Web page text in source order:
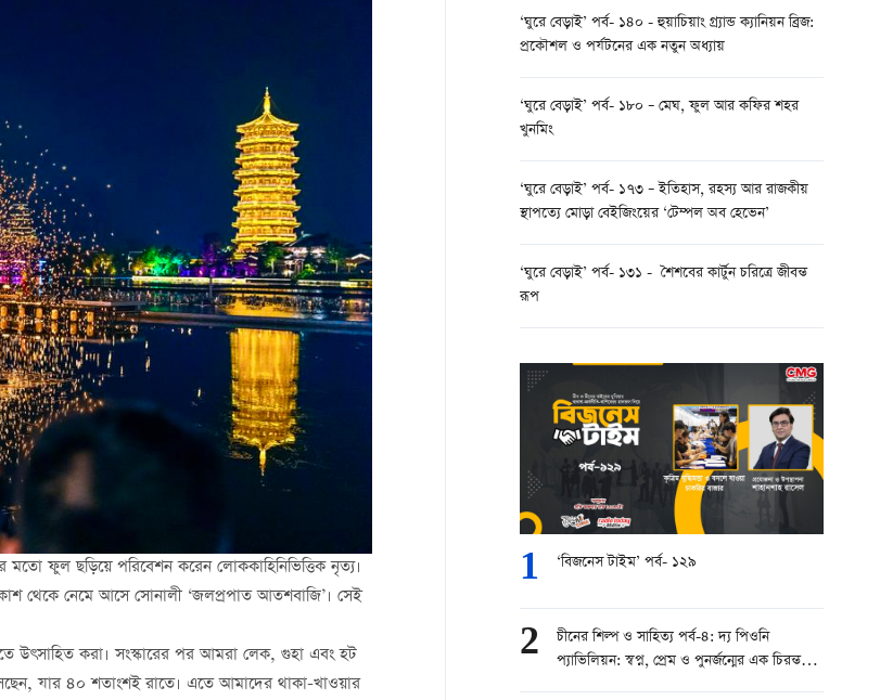
ফুল ছড়িয়ে পরিবেশন করেন লোককাহিনিভিত্তিক নৃত্য।
থেকে নেমে আসে সোনালী ‘জলপ্রপাত আতশবাজি’। সেই
উৎসাহিত করা। সংস্কারের পর আমরা লেক, গুহা এবং হট
যার ৪০ শতাংশই রাতে। এতে আমাদের থাকা-খাওয়ার
‘ঘুরে বেড়াই’ পর্ব- ১৪০ - হুয়াচিয়াং গ্র্যান্ড ক্যানিয়ন ব্রিজ:
প্রকৌশল ও পর্যটনের এক নতুন অধ্যায়
‘ঘুরে বেড়াই’ পর্ব- ১৮০ – মেঘ, ফুল আর কফির শহর
খুনমিং
‘ঘুরে বেড়াই’ পর্ব- ১৭৩ – ইতিহাস, রহস্য আর রাজকীয়
স্থাপত্যে মোড়া বেইজিংয়ের ‘টেম্পল অব হেভেন’
‘ঘুরে বেড়াই’ পর্ব- ১৩১ - শৈশবের কার্টুন চরিত্রে জীবন্ত
রূপ
1 ‘বিজনেস টাইম’ পর্ব- ১২৯
2
চীনের শিল্প ও সাহিত্য পর্ব-৪: দ্য পিওনি
প্যাভিলিয়ন: স্বপ্ন, প্রেম ও পুনর্জন্মের এক চিরন্তন